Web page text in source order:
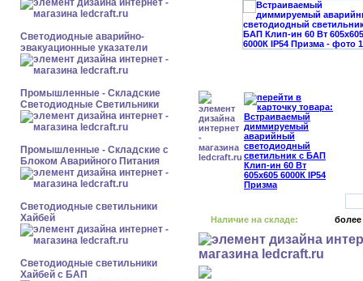
Светодиодные аварийно-
эвакуационные указатели
Промышленные - Складские
Светодиодные Светильники
Промышленные - Складские с
Блоком Аварийного Питания
Светодиодные светильники
Хайбей
Светодиодные светильники
Хайбей с БАП
Наличие на складе: более